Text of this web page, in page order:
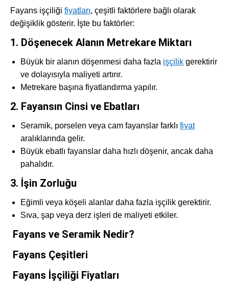
Fayans işçiliği fiyatları, çeşitli faktörlere bağlı olarak
değişiklik gösterir. İşte bu faktörler:
1. Döşenecek Alanın Metrekare Miktarı
Büyük bir alanın döşenmesi daha fazla işçilik gerektirir
ve dolayısıyla maliyeti artırır.
Metrekare başına fiyatlandırma yapılır.
2. Fayansın Cinsi ve Ebatları
Seramik, porselen veya cam fayanslar farklı fiyat
aralıklarında gelir.
Büyük ebatlı fayanslar daha hızlı döşenir, ancak daha
pahalıdır.
3. İşin Zorluğu
Eğimli veya köşeli alanlar daha fazla işçilik gerektirir.
Sıva, şap veya derz işleri de maliyeti etkiler.
Fayans ve Seramik Nedir?
Fayans Çeşitleri
Fayans İşçiliği Fiyatları